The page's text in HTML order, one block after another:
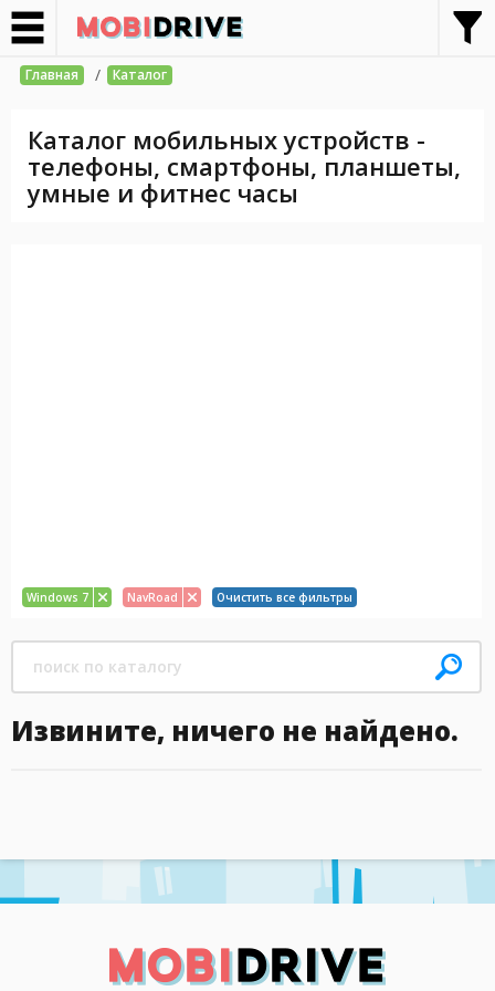
Главная / Каталог
Каталог мобильных устройств -
телефоны, смартфоны, планшеты,
умные и фитнес часы
Windows 7 NavRoad Очистить все фильтры
Извините, ничего не найдено.